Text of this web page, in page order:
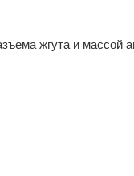
жгута и массой